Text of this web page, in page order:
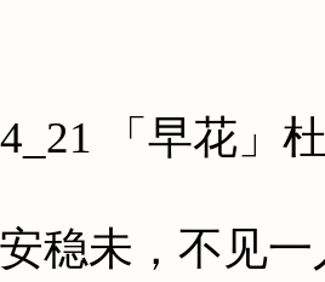
「早花」
未，不见一